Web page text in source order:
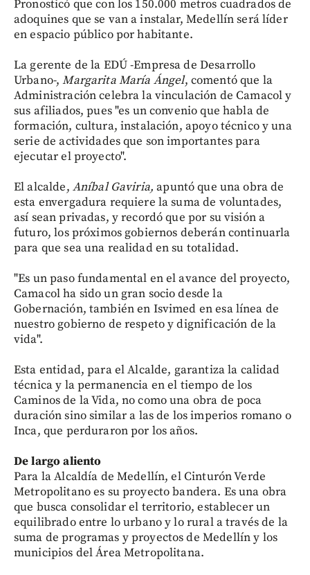
Pronosticó que con los 150.000 metros cuadrados de
adoquines que se van a instalar, Medellín será líder
en espacio público por habitante.
La gerente de la EDÚ -Empresa de Desarrollo
Urbano-,Margarita María Ángel, comentó que la
Administración celebra la vinculación de Camacol y
sus afiliados, pues "es un convenio que habla de
formación, cultura, instalación, apoyo técnico y una
serie de actividades que son importantes para
ejecutar el proyecto".
El alcalde, Aníbal Gaviria,apuntó que una obra de
esta envergadura requiere la suma de voluntades,
así sean privadas, y recordó que por su visión a
futuro, los próximos gobiernos deberán continuarla
para que sea una realidad en su totalidad.
"Es un paso fundamental en el avance del proyecto,
Camacol ha sido un gran socio desde la
Gobernación, también en Isvimed en esa línea de
nuestro gobierno de respeto y dignificación de la
vida".
Esta entidad, para el Alcalde, garantiza la calidad
técnica y la permanencia en el tiempo de los
Caminos de la Vida, no como una obra de poca
duración sino similar a las de los imperios romano o
Inca, que perduraron por los años.
De largo aliento
Para la Alcaldía de Medellín, el Cinturón Verde
Metropolitano es su proyecto bandera. Es una obra
que busca consolidar el territorio, establecer un
equilibrado entre lo urbano y lo rural a través de la
suma de programas y proyectos de Medellín y los
municipios del Área Metropolitana.